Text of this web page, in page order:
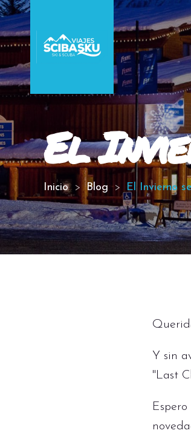
El
Inicio Blog El Invierno
Y sin
"Last